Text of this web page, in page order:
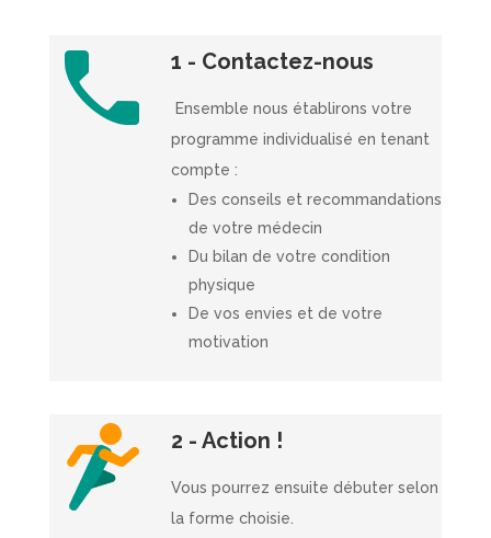
1 - Contactez-nous
Ensemble nous établirons votre
programme individualisé en tenant
compte :
Des conseils et recommandations
de votre médecin
Du bilan de votre condition
physique
De vos envies et de votre
motivation
2 - Action !
Vous pourrez ensuite débuter selon
la forme choisie.